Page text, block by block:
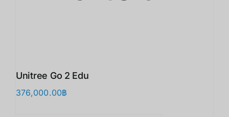
Unitree Go 2 Edu
376,000.00฿